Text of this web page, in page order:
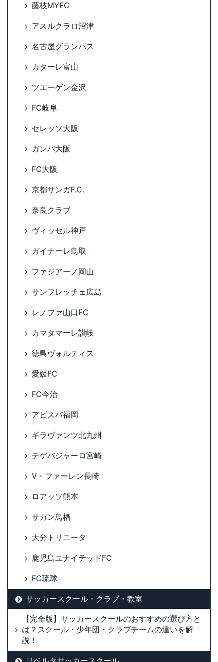
藤枝MYFC
アスルクラロ沼津
名古屋グランパス
カターレ富山
ツエーゲン金沢
FC岐阜
セレッソ大阪
ガンバ大阪
FC大阪
京都サンガF.C.
奈良クラブ
ヴィッセル神戸
ガイナーレ鳥取
ファジアーノ岡山
サンフレッチェ広島
レノファ山口FC
カマタマーレ讃岐
徳島ヴォルティス
愛媛FC
FC今治
アビスパ福岡
ギラヴァンツ北九州
テゲバジャーロ宮崎
V・ファーレン長崎
ロアッソ熊本
サガン鳥栖
大分トリニータ
鹿児島ユナイテッドFC
FC琉球
サッカースクール・クラブ・教室
【完全版】サッカースクールのおすすめの選び方と
は？スクール・少年団・クラブチームの違いを解
説！